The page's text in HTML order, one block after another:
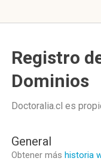
Registro
Dominios
Doctoralia.cl es
General
Obtener más historia